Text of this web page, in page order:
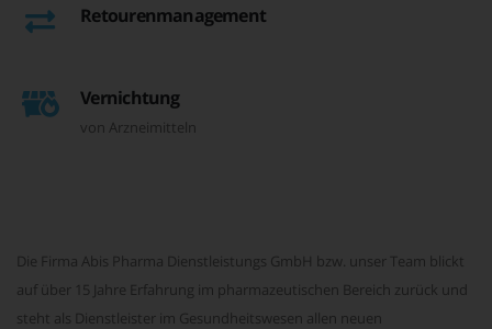
Retourenmanagement
Vernichtung
von Arzneimitteln
Die Firma Abis Pharma Dienstleistungs GmbH bzw. unser Team blickt
auf über 15 Jahre Erfahrung im pharmazeutischen Bereich zurück und
steht als Dienstleister im Gesundheitswesen allen neuen